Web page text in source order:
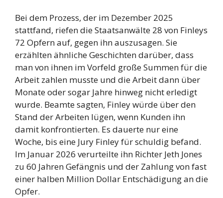
Bei dem Prozess, der im Dezember 2025
stattfand, riefen die Staatsanwälte 28 von Finleys
72 Opfern auf, gegen ihn auszusagen. Sie
erzählten ähnliche Geschichten darüber, dass
man von ihnen im Vorfeld große Summen für die
Arbeit zahlen musste und die Arbeit dann über
Monate oder sogar Jahre hinweg nicht erledigt
wurde. Beamte sagten, Finley würde über den
Stand der Arbeiten lügen, wenn Kunden ihn
damit konfrontierten. Es dauerte nur eine
Woche, bis eine Jury Finley für schuldig befand.
Im Januar 2026 verurteilte ihn Richter Jeth Jones
zu 60 Jahren Gefängnis und der Zahlung von fast
einer halben Million Dollar Entschädigung an die
Opfer.